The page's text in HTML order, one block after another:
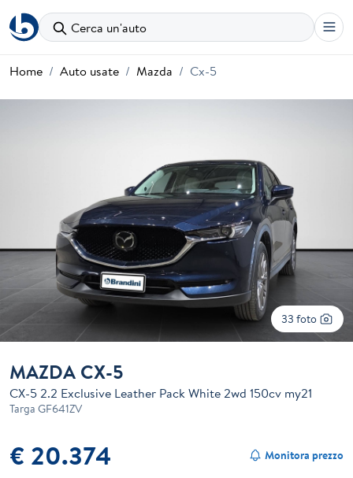
Cerca un'auto
Home Auto usate Mazda Cx-5
33 foto
MAZDA CX-5
CX-5 2.2 Exclusive Leather Pack White 2wd 150cv my21
Targa GF641ZV
€ 20.374 Monitora prezzo